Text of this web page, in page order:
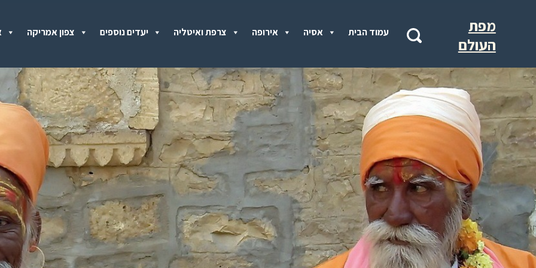
צפון אמריקה יעדים נוספים צרפת ואיטליה אירופה אסיה עמוד הבית
מפת
העולם